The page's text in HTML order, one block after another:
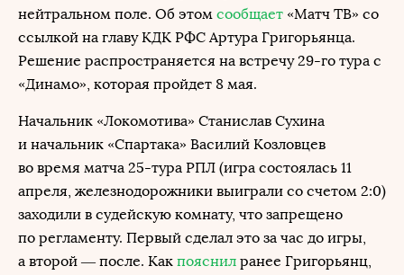
нейтральном поле. Об этом сообщает «Матч ТВ» со
ссылкой на главу КДК РФС Артура Григорьянца.
Решение распространяется на встречу 29-го тура с
«Динамо», которая пройдет 8 мая.
Начальник «Локомотива» Станислав Сухина
и начальник «Спартака» Василий Козловцев
во время матча 25-тура РПЛ (игра состоялась 11
апреля, железнодорожники выиграли со счетом 2:0)
заходили в судейскую комнату, что запрещено
по регламенту. Первый сделал это за час до игры,
а второй — после. Как пояснил ранее Григорьянц,